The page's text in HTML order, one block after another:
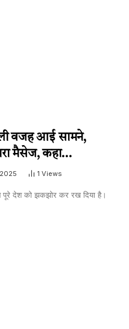
वजह आई सामने,
मैसेज, कहा…
1 Views
पूरे देश को झकझोर कर रख दिया है।